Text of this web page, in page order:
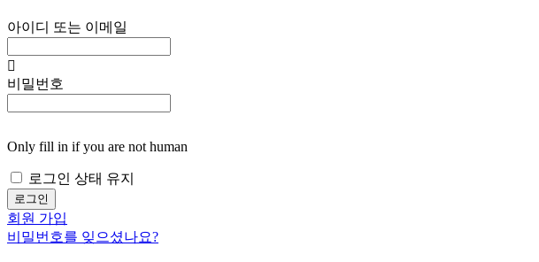
아이디 또는 이메일
비밀번호
Only fill in if you are not human
로그인 상태 유지
회원 가입
비밀번호를 잊으셨나요?